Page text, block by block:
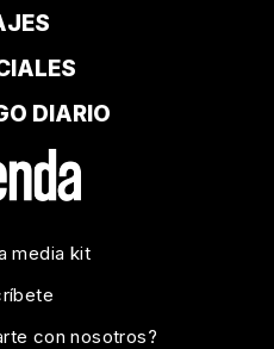
DIARIO
media kit
con nosotros?